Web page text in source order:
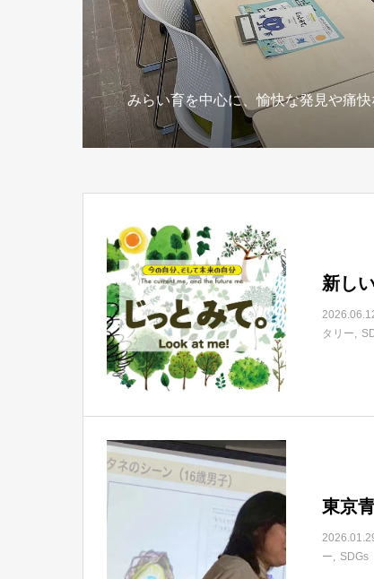
みらい育を中心に、愉快な発見や痛
新し
タリー
東京
ー
SDGs